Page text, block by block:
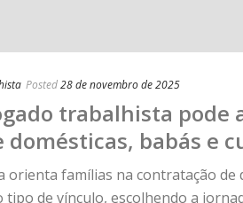
Posted28 de novembro de 2025
trabalhista pode
babás e
orienta famílias na contratação de
tipo de vínculo, escolhendo a